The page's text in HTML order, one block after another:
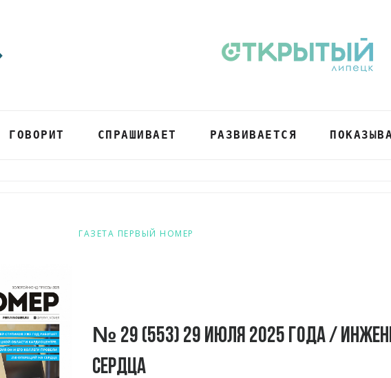
ГОВОРИТ СПРАШИВАЕТ РАЗВИВАЕТСЯ
ГАЗЕТА ПЕРВЫЙ НОМЕР
№ 29 (553) 29 июля 2025 года /
сердца